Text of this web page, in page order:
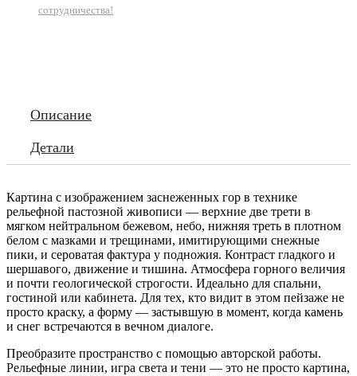
сотрудничества!
Описание
Детали
Картина с изображением заснеженных гор в технике
рельефной пастозной живописи — верхние две трети в
мягком нейтральном бежевом, небо, нижняя треть в плотном
белом с мазками и трещинами, имитирующими снежные
пики, и сероватая фактура у подножия. Контраст гладкого и
шершавого, движение и тишина. Атмосфера горного величия
и почти геологической строгости. Идеально для спальни,
гостиной или кабинета. Для тех, кто видит в этом пейзаже не
просто краску, а форму — застывшую в момент, когда камень
и снег встречаются в вечном диалоге.
Преобразите пространство с помощью авторской работы.
Рельефные линии, игра света и тени — это не просто картина,